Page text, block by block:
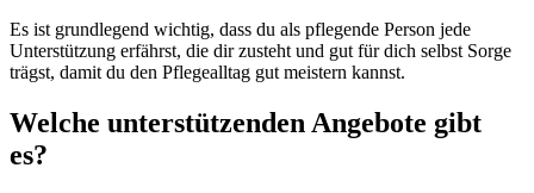
Es ist grundlegend wichtig, dass du als pflegende Person jede
Unterstützung erfährst, die dir zusteht und gut für dich selbst Sorge
trägst, damit du den Pflegealltag gut meistern kannst.
Welche unterstützenden Angebote gibt
es?